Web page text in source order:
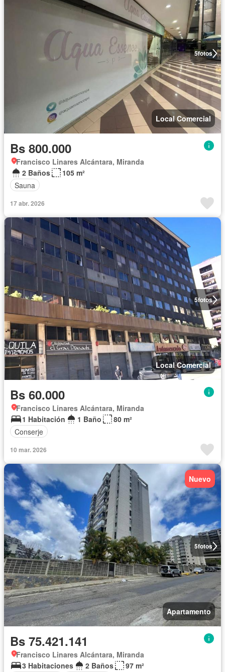
5fotos
Local Comercial
Bs 800.000
Francisco Linares Alcántara, Miranda
2 Baños
105 m²
Sauna
17 abr. 2026
5fotos
Local Comercial
Bs 60.000
Francisco Linares Alcántara, Miranda
1 Habitación
1 Baño
80 m²
Conserje
10 mar. 2026
5fotos
Nuevo
Apartamento
Bs 75.421.141
Francisco Linares Alcántara, Miranda
3 Habitaciones
2 Baños
97 m²